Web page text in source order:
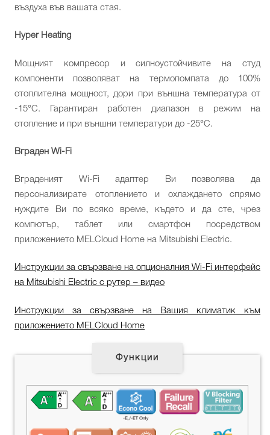
въздуха във вашата стая.
Hyper Heating
Мощният компресор и силноустойчивите на студ
компоненти позволяват на термопомпата до 100%
отоплителна мощност, дори при външна температура от
-15°C. Гарантиран работен диапазон в режим на
отопление и при външни температури до -25°C.
Вграден Wi-Fi
Вграденият Wi-Fi адаптер Ви позволява да
персонализирате отоплението и охлаждането спрямо
нуждите Ви по всяко време, където и да сте, чрез
компютър, таблет или смартфон посредством
приложението MELCloud Home на Mitsubishi Electric.
Инструкции за свързване на опционалния Wi-Fi интерфейс
на Mitsubishi Electric с рутер – видео
Инструкции за свързване на Вашия климатик към
приложението MELCloud Home
Функции